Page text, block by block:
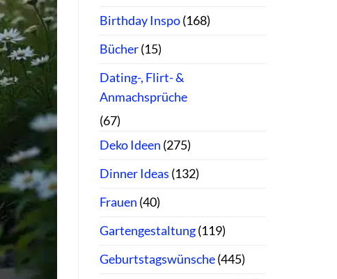
Birthday Inspo(168)
Bücher(15)
Dating-, Flirt- &
Anmachsprüche
(67)
Deko Ideen (275)
Dinner Ideas (132)
Frauen (40)
Gartengestaltung(119)
Geburtstagswünsche(445)